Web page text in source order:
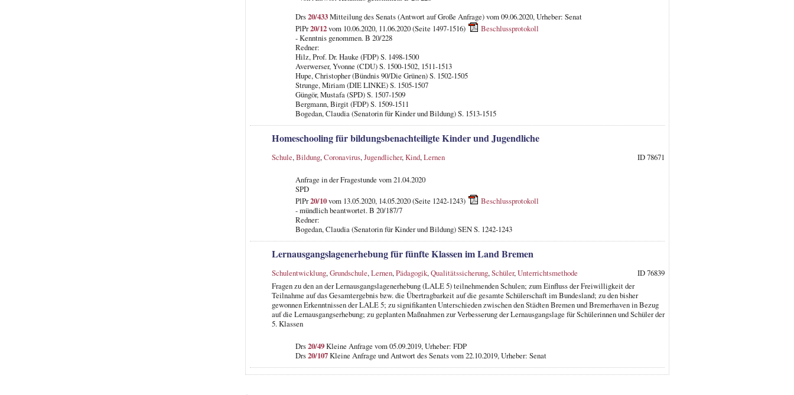
Drs20/433Mitteilung des Senats (Antwort auf Große Anfrage) vom 09.06.2020, Urheber: Senat
PlPr20/12vom 10.06.2020, 11.06.2020 (Seite 1497-1516)
Beschlussprotokoll
- Kenntnis genommen. B 20/228
Redner:
Hilz, Prof. Dr. Hauke (FDP) S. 1498-1500
Averwerser, Yvonne (CDU) S. 1500-1502, 1511-1513
Hupe, Christopher (Bündnis 90/Die Grünen) S. 1502-1505
Strunge, Miriam (DIE LINKE) S. 1505-1507
Güngör, Mustafa (SPD) S. 1507-1509
Bergmann, Birgit (FDP) S. 1509-1511
Bogedan, Claudia (Senatorin für Kinder und Bildung) S. 1513-1515
Homeschooling für bildungsbenachteiligte Kinder und Jugendliche
Schule,Bildung,Coronavirus,Jugendlicher,Kind,Lernen ID 78671
Anfrage in der Fragestundevom 21.04.2020
SPD
PlPr20/10vom 13.05.2020, 14.05.2020 (Seite 1242-1243)
Beschlussprotokoll
- mündlich beantwortet. B 20/187/7
Redner:
Bogedan, Claudia (Senatorin für Kinder und Bildung) SEN S. 1242-1243
Lernausgangslagenerhebung für fünfte Klassen im Land Bremen
Schulentwicklung,Grundschule,Lernen,Pädagogik,Qualitätssicherung,Schüler,Unterrichtsmethode
ID 76839
Fragen zu den an der Lernausgangslagenerhebung (LALE 5) teilnehmenden Schulen; zum Einfluss der Freiwilligkeit der
Teilnahme auf das Gesamtergebnis bzw. die Übertragbarkeit auf die gesamte Schülerschaft im Bundesland; zu den bisher
gewonnen Erkenntnissen der LALE 5; zu signifikanten Unterschieden zwischen den Städten Bremen und Bremerhaven in Bezug
auf die Lernausgangserhebung; zu geplanten Maßnahmen zur Verbesserung der Lernausgangslage für Schülerinnen und Schüler der
5. Klassen
Drs20/49Kleine Anfrage vom 05.09.2019, Urheber: FDP
Drs20/107Kleine Anfrage und Antwort des Senats vom 22.10.2019, Urheber: Senat